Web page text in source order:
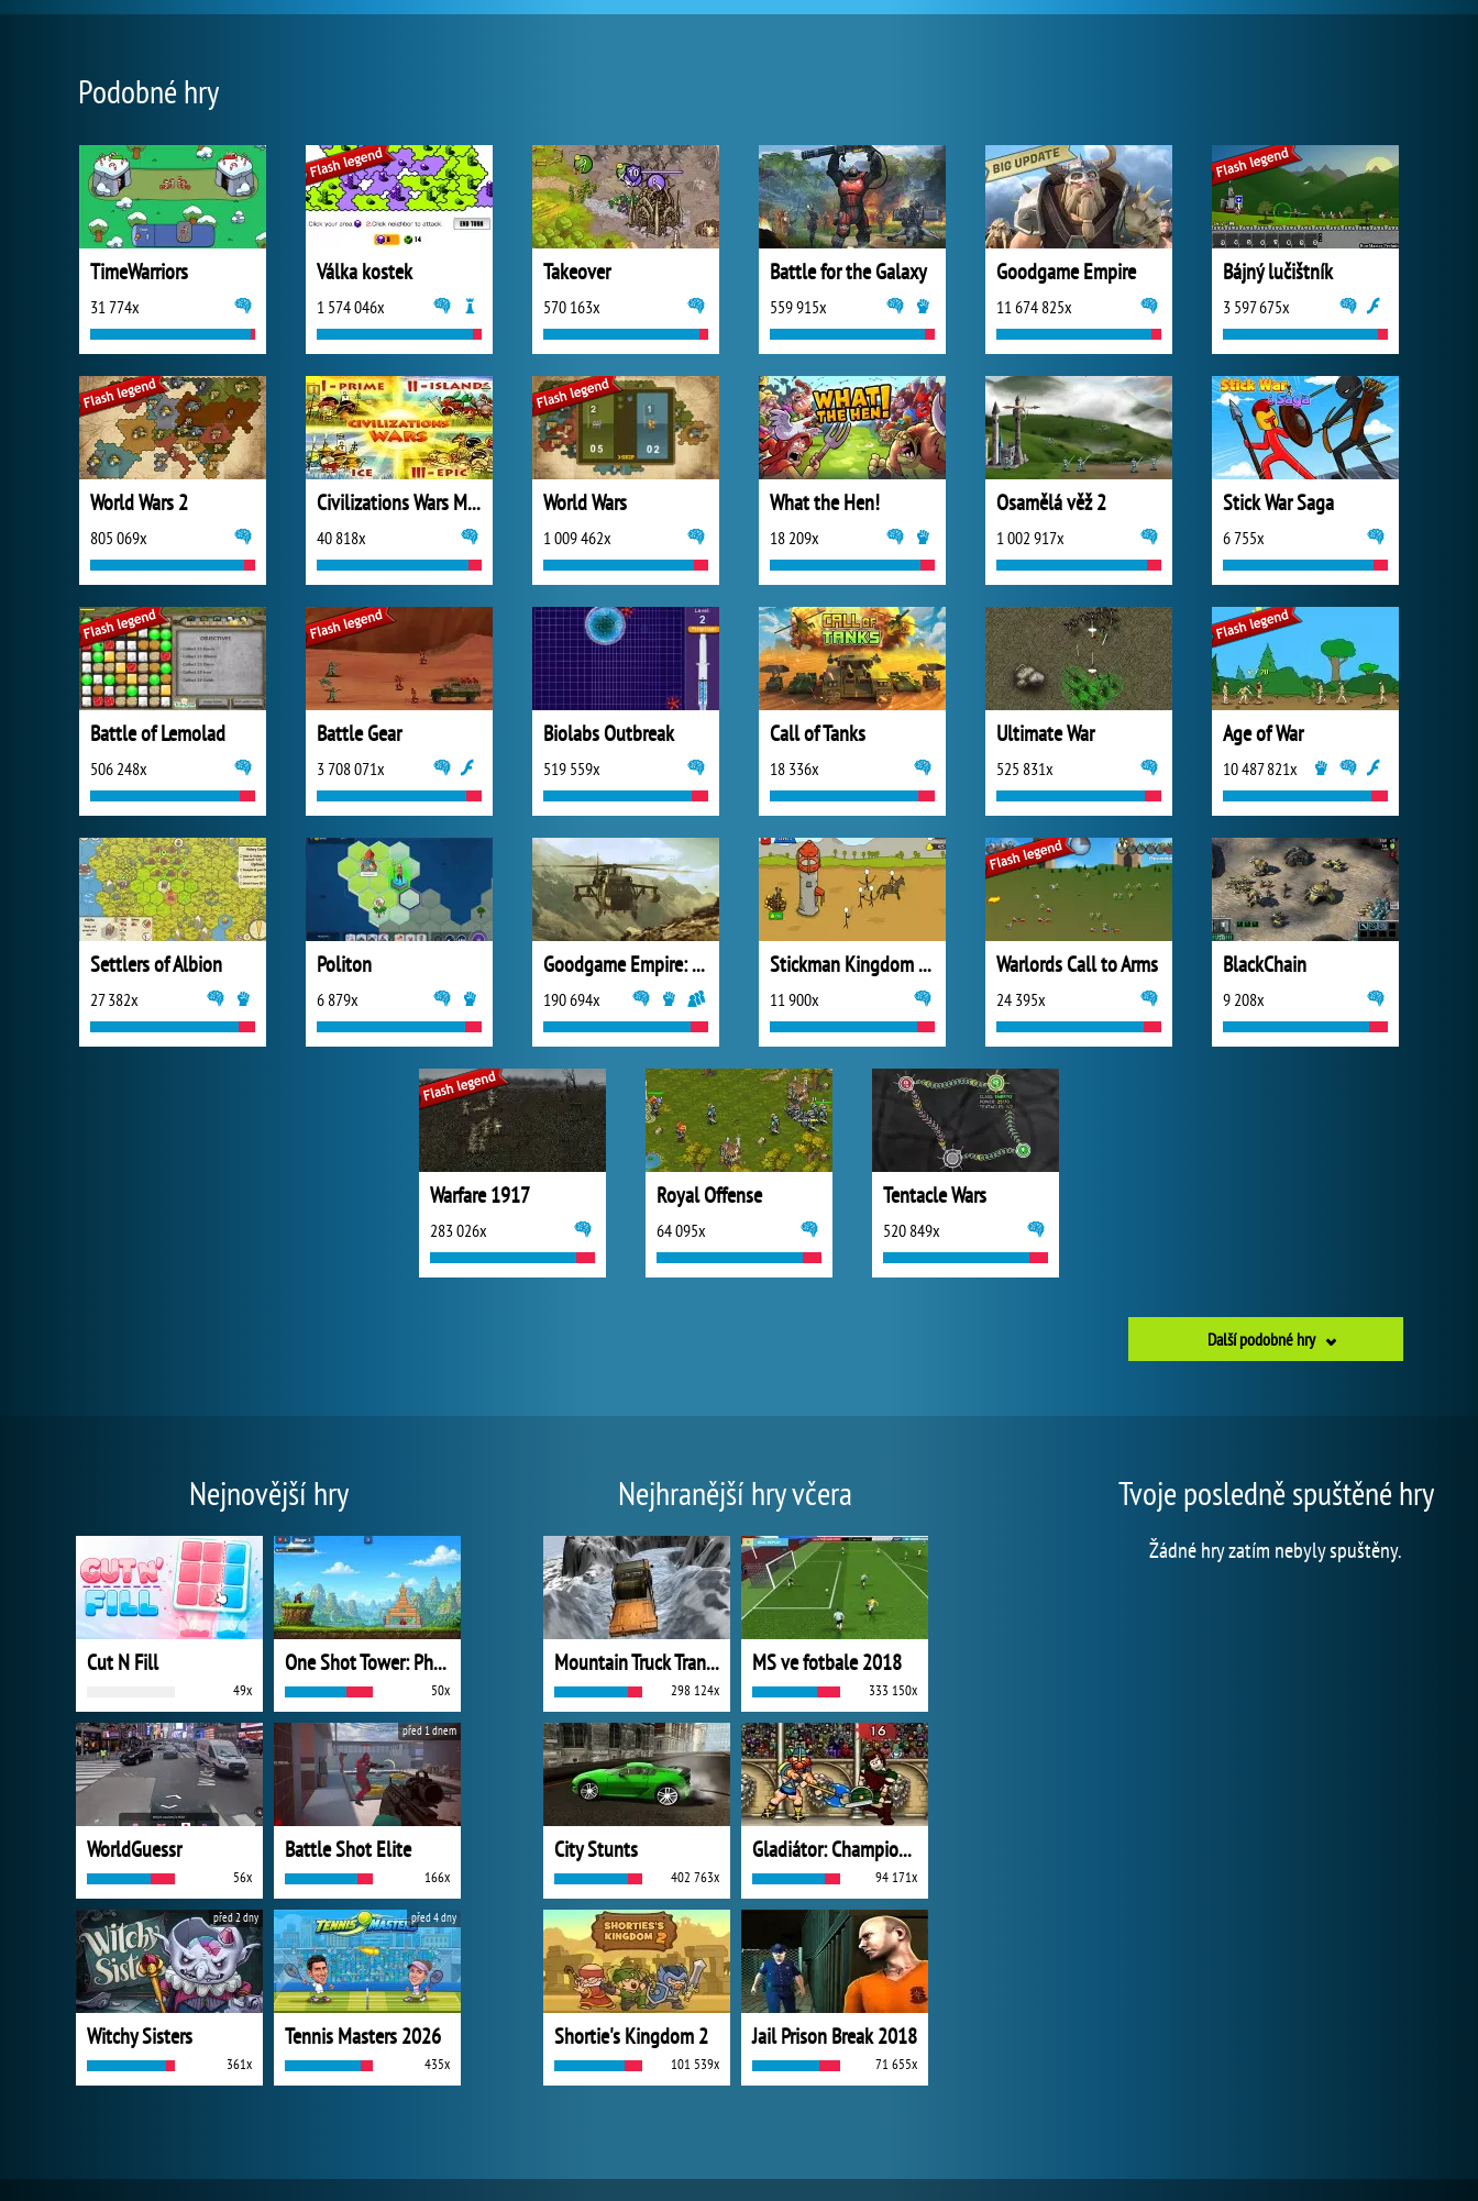
Podobné hry
TimeWarriors
31 774x
Válka kostek
1 574 046x
Takeover
570 163x
Battle for the Galaxy
559 915x
Goodgame Empire
11 674 825x
Bájný lučištník
3 597 675x
World Wars 2
805 069x
Civilizations Wars Master Edition
40 818x
World Wars
1 009 462x
What the Hen!
18 209x
Osamělá věž 2
1 002 917x
Stick War Saga
6 755x
Battle of Lemolad
506 248x
Battle Gear
3 708 071x
Biolabs Outbreak
519 559x
Call of Tanks
18 336x
Ultimate War
525 831x
Age of War
10 487 821x
Settlers of Albion
27 382x
Politon
6 879x
Goodgame Empire: World War 3
190 694x
Stickman Kingdom Clash
11 900x
Warlords Call to Arms
24 395x
BlackChain
9 208x
Warfare 1917
283 026x
Royal Offense
64 095x
Tentacle Wars
520 849x
Další podobné hry
Nejnovější hry
Cut N Fill
49x
One Shot Tower: Physics Destroyer
50x
WorldGuessr
56x
Battle Shot Elite
166x
před 1 dnem
Witchy Sisters
361x
před 2 dny
Tennis Masters 2026
435x
před 4 dny
Nejhranější hry včera
Mountain Truck Transport
298 124x
MS ve fotbale 2018
333 150x
City Stunts
402 763x
Gladiátor: Champions Sprint
94 171x
Shortie's Kingdom 2
101 539x
Jail Prison Break 2018
71 655x
Tvoje posledně spuštěné hry
Žádné hry zatím nebyly spuštěny.